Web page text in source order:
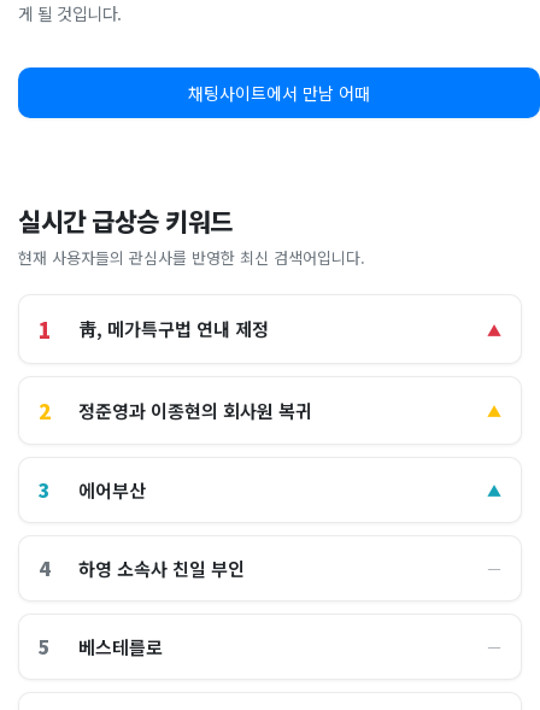
게 될 것입니다.
채팅사이트에서 만남 어때
실시간 급상승 키워드
현재 사용자들의 관심사를 반영한 최신 검색어입니다.
1 靑, 메가특구법 연내 제정 ▲
2 정준영과 이종현의 회사원 복귀 ▲
3 에어부산 ▲
4 하영 소속사 친일 부인 ―
5 베스테를로 ―